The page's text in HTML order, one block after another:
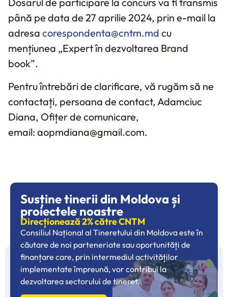
până pe data de 27 aprilie 2024, prin e-mail la
adresa corespondenta@cntm.md cu
mențiunea „Expert în dezvoltarea Brand
book”.
Pentru întrebări de clarificare, vă rugăm să ne
contactați, persoana de contact, Adamciuc
Diana, Ofițer de comunicare,
email: aopmdiana@gmail.com.
Susține tinerii din Moldova și
proiectele noastre
Direcționează 2% către CNTM
Consiliul Național al Tineretului din Moldova este în
căutare de noi parteneriate sau oportunități de
finanțare care, prin intermediul activităților
implementate împreună, vor contribui la
dezvoltarea sectorului de tineret.